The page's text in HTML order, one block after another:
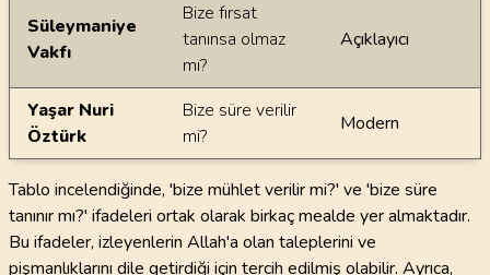
Süleymaniye
Vakfı
Bize fırsat
tanınsa olmaz
mı?
Açıklayıcı
Yaşar Nuri
Öztürk
Bize süre verilir
mi?
Modern
Tablo incelendiğinde, 'bize mühlet verilir mi?' ve 'bize süre
tanınır mı?' ifadeleri ortak olarak birkaç mealde yer almaktadır.
Bu ifadeler, izleyenlerin Allah'a olan taleplerini ve
pişmanlıklarını dile getirdiği için tercih edilmiş olabilir. Ayrıca,